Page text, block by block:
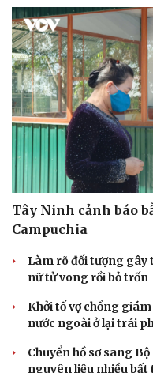
Tây Ninh cảnh báo
Campuchia
Làm rõ đối tượng
nữ tử vong rồi bỏ trốn
Khởi tố vợ chồng
nước ngoài ở lại trái
Chuyển hồ sơ sang
nguyên liệu nhiều bất